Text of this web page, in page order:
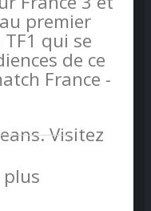
premier
qui se
de ce
France -
Visitez
de-